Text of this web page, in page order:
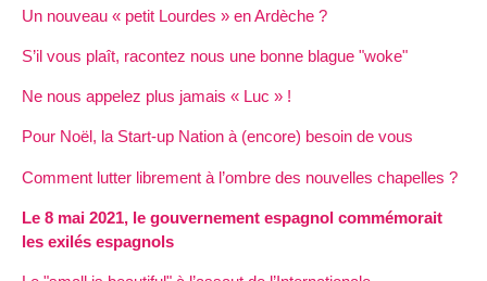
Un nouveau « petit Lourdes » en Ardèche ?
S’il vous plaît, racontez nous une bonne blague "woke"
Ne nous appelez plus jamais « Luc » !
Pour Noël, la Start-up Nation à (encore) besoin de vous
Comment lutter librement à l’ombre des nouvelles chapelles ?
Le 8 mai 2021, le gouvernement espagnol commémorait
les exilés espagnols